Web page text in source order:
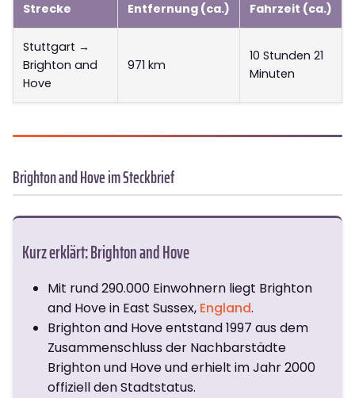
Strecke Entfernung (ca.) Fahrzeit (ca.)
Stuttgart →
Brighton and
Hove
971 km
10 Stunden 21
Minuten
Brighton and Hove im Steckbrief
Kurz erklärt: Brighton and Hove
Mit rund 290.000 Einwohnern liegt Brighton
and Hove in East Sussex, England.
Brighton and Hove entstand 1997 aus dem
Zusammenschluss der Nachbarstädte
Brighton und Hove und erhielt im Jahr 2000
offiziell den Stadtstatus.